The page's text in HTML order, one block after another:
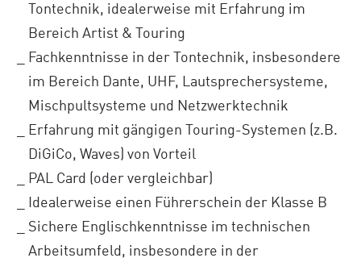
Tontechnik, idealerweise mit Erfahrung im
Bereich Artist & Touring
Fachkenntnisse in der Tontechnik, insbesondere
im Bereich Dante, UHF, Lautsprechersysteme,
Mischpultsysteme und Netzwerktechnik
Erfahrung mit gängigen Touring-Systemen (z.B.
DiGiCo, Waves) von Vorteil
PAL Card (oder vergleichbar)
Idealerweise einen Führerschein der Klasse B
Sichere Englischkenntnisse im technischen
Arbeitsumfeld, insbesondere in der